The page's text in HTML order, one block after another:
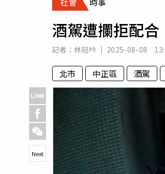
酒駕遭攔拒配
記者： 林冠吟 2025-08-08
北市 中正區 酒駕
Next